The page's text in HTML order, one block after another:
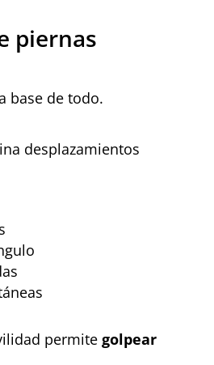
piernas
base de todo.
desplazamientos
permite golpear